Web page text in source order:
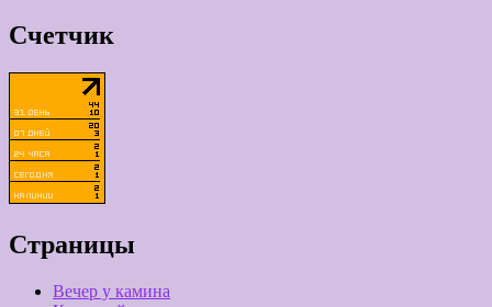
Счетчик
Страницы
Вечер у камина